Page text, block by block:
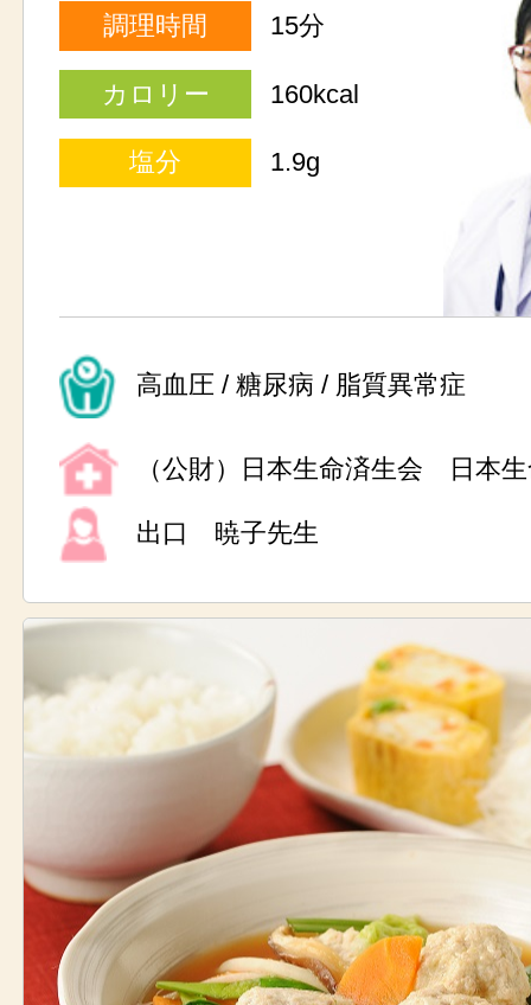
調理時間 15分
カロリー 160kcal
塩分 1.9g
高血圧 / 糖尿病 / 脂質異常症
（公財）日本生命済生会 日本
出口 暁子先生